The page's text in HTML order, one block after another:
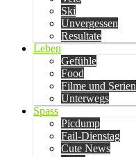
Ski
Unvergessen
Resultate
Leben
Gefühle
Food
Filme und Serien
Unterwegs
Spass
Picdump
Fail-Dienstag
Cute News